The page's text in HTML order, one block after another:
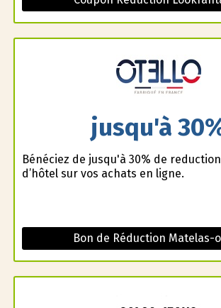
jusqu'à
Bénéficiez de jusqu'à 30% de
d’hôtel sur vos achats en ligne.
Bon de Réduction Matelas-